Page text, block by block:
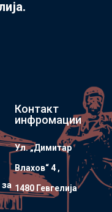
Контакт
инфромации
Ул. „Димитар
Влахов“ 4 ,
1480 Гевгелијa